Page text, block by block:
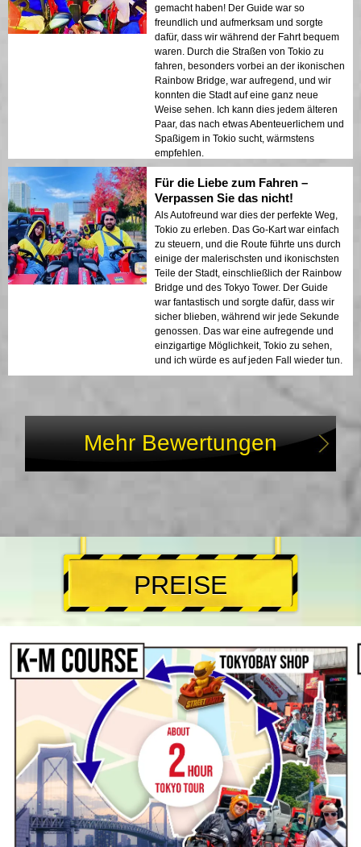
gemacht haben! Der Guide war so
freundlich und aufmerksam und sorgte
dafür, dass wir während der Fahrt bequem
waren. Durch die Straßen von Tokio zu
fahren, besonders vorbei an der ikonischen
Rainbow Bridge, war aufregend, und wir
konnten die Stadt auf eine ganz neue
Weise sehen. Ich kann dies jedem älteren
Paar, das nach etwas Abenteuerlichem und
Spaßigem in Tokio sucht, wärmstens
empfehlen.
Für die Liebe zum Fahren –
Verpassen Sie das nicht!
Als Autofreund war dies der perfekte Weg,
Tokio zu erleben. Das Go-Kart war einfach
zu steuern, und die Route führte uns durch
einige der malerischsten und ikonischsten
Teile der Stadt, einschließlich der Rainbow
Bridge und des Tokyo Tower. Der Guide
war fantastisch und sorgte dafür, dass wir
sicher blieben, während wir jede Sekunde
genossen. Das war eine aufregende und
einzigartige Möglichkeit, Tokio zu sehen,
und ich würde es auf jeden Fall wieder tun.
Mehr Bewertungen
PREISE